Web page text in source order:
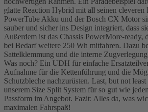
glatte Reaction Hybrid mit all seinen cleveren
PowerTube Akku und der Bosch CX Motor
sauber und sicher ins Design integriert, dass
Außerdem ist das Chassis PowerMore-ready,
bei Bedarf weitere 250 Wh mitfahren. Dazu
Sattelklemmung und die interne
Was noch? Ein UDH für einfache
Aufnahme für die Kettenführung und die
Schutzbleche nachzurüsten. Last, but not
unserem Size Split System für so gut wie
Passform im Angebot. Fazit: Alles da, was
maximalen Fahrspaß!